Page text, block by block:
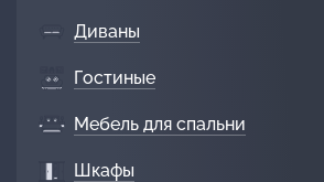
Диваны
Гостиные
Мебель для спальни
Шкафы